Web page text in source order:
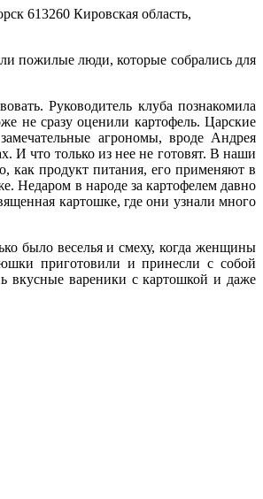
613260 Кировская область,
пожилые люди, которые собрались для
Руководитель клуба познакомила
не сразу оценили картофель. Царские
агрономы, вроде Андрея
И что только из нее не готовят. В наши
как продукт питания, его применяют в
Недаром в народе за картофелем давно
картошке, где они узнали много
было веселья и смеху, когда женщины
приготовили и принесли с собой
вкусные вареники с картошкой и даже